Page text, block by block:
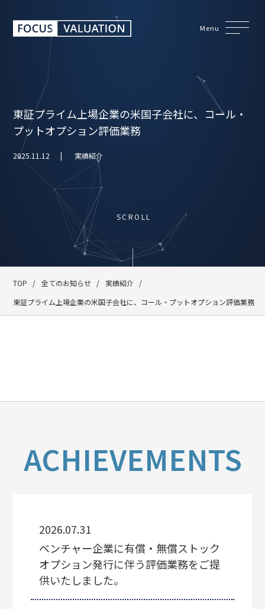
Menu
東証プライム上場企業の米国子会社に、コール・
プットオプション評価業務
2025.11.12 実績紹介
SCROLL
TOP 全てのお知らせ
実績紹介
東証プライム上場企業の米国子会社に、コール・プットオプション評価業務
ACHIEVEMENTS
2026.07.31
ベンチャー企業に有償・無償ストック
オプション発行に伴う評価業務をご提
供いたしました。